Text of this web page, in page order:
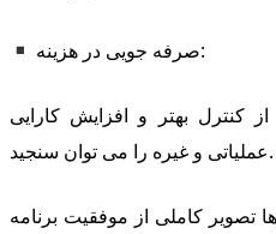
صرفه جویی در هزینه:
كنترل بهتر و افزایش كارایی
عملیاتی و غیره را می توان سنجید.
تصویر كاملی از موفقیت برنامه